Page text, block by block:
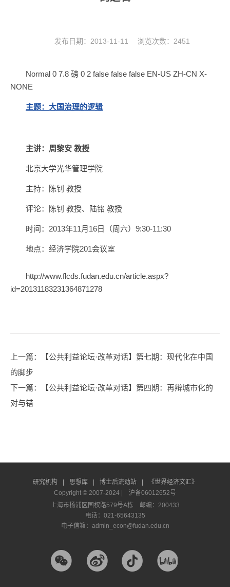
发布日期：2013-11-11 浏览次数： 2451
Normal 0 7.8 磅 0 2 false false false EN-US ZH-CN X-
NONE
主题：大国治理的逻辑
主讲：周黎安 教授
北京大学光华管理学院
主持：陈钊 教授
评论：陈钊 教授、陆铭 教授
时间：2013年11月16日（周六）9:30-11:30
地点：经济学院201会议室
http://www.flcds.fudan.edu.cn/article.aspx?
id=20131183231364871278
上一篇：【公共利益论坛·改革对话】第七期：现代化在中国
的脚步
下一篇：【公共利益论坛·改革对话】第四期：再辩城市化的
对与错
研究机构 思想库 博士后流动站
《世界经济文汇》
Copyright © 2007-2024 | 沪备06012652号
上海市杨浦区国权路579号A栋 邮编：200433
电话：021-65643135
电子信箱：admin_econ@fudan.edu.cn